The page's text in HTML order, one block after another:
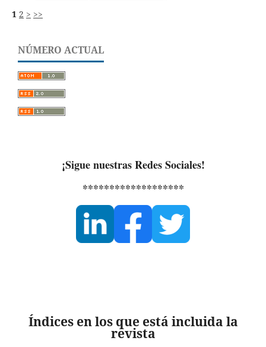
1 2 > >>
NÚMERO ACTUAL
¡Sigue nuestras Redes Sociales!
*******************
Índices en los que está incluida la
revista